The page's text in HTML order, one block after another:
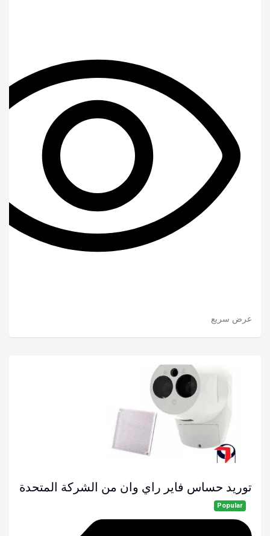
عرض سريع
توريد حساس فاير راي وان من الشركة المتحدة
Popular